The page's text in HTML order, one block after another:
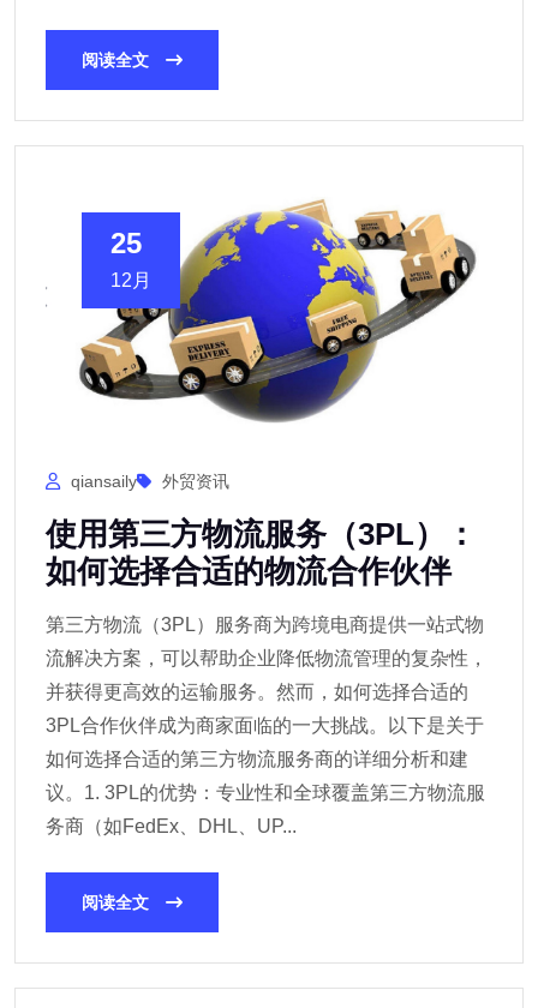
阅读全文
25
12月
qiansaily 外贸资讯
使用第三方物流服务（3PL）：
如何选择合适的物流合作伙伴
第三方物流（3PL）服务商为跨境电商提供一站式物
流解决方案，可以帮助企业降低物流管理的复杂性，
并获得更高效的运输服务。然而，如何选择合适的
3PL合作伙伴成为商家面临的一大挑战。以下是关于
如何选择合适的第三方物流服务商的详细分析和建
议。1. 3PL的优势：专业性和全球覆盖第三方物流服
务商（如FedEx、DHL、UP...
阅读全文